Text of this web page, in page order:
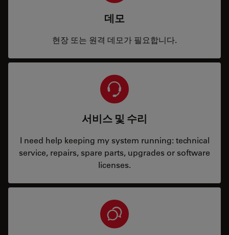
데모
현장 또는 원격 데모가 필요합니다.
서비스 및 수리
I need help keeping my system running: technical
service, repairs, spare parts, upgrades or software
licenses.